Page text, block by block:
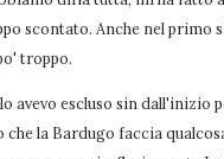
scontato. Anche nel primo
troppo.
avevo escluso sin dall'inizio
la Bardugo faccia